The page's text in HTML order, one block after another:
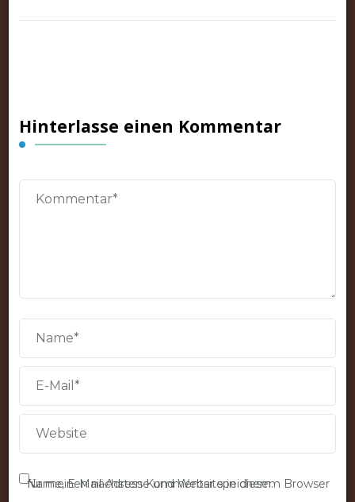
Hinterlasse einen Kommentar
Name, E-Mail-Adresse und Website in diesem Browser für meinen nächsten Kommentar speichern.